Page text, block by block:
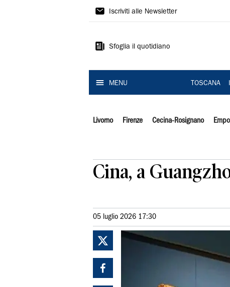
Il
Iscriviti alle Newsletter
Sfoglia il quotidiano
MENU TOSCANA
Livorno Firenze Cecina-Rosignano
Cina, a
05 luglio 2026 17:30